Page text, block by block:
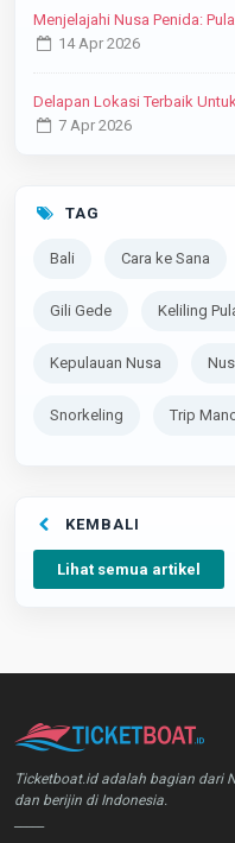
Menjelajahi Nusa Penida:
14 Apr 2026
Delapan Lokasi Terbaik
7 Apr 2026
TAG
Bali Cara ke Sana
Gili Gede Keliling
Kepulauan Nusa
Snorkeling Trip
KEMBALI
Lihat semua artikel
Ticketboat.id adalah bagian dari
dan berijin di Indonesia.